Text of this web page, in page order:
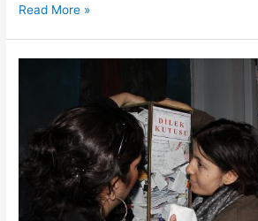
Ανοικτή
φύλακα
στην
αλυκή
Αγγελοχωρίου
Read More »